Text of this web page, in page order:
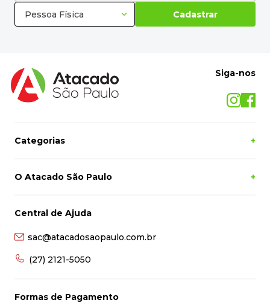
Pessoa Física Cadastrar
Siga-nos
Categorias +
O Atacado São Paulo +
Central de Ajuda
sac@atacadosaopaulo.com.br
(27) 2121-5050
Formas de Pagamento